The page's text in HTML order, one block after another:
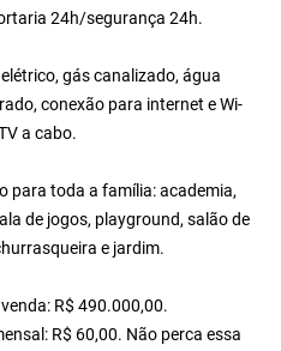
24h/segurança 24h.
gás canalizado, água
conexão para internet e Wi-
a cabo.
para toda a família: academia,
de jogos, playground, salão de
e jardim.
R$ 490.000,00.
R$ 60,00. Não perca essa